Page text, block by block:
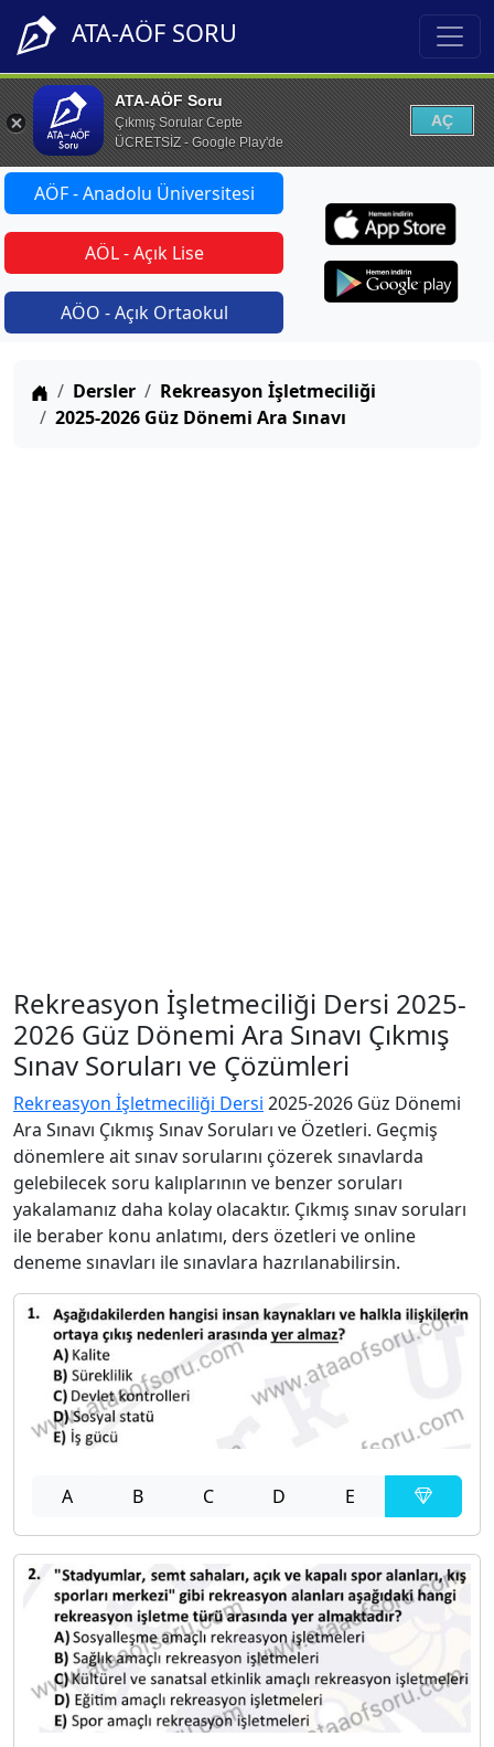
ATA-AÖF SORU
ATA-AÖF Soru
Çıkmış Sorular Cepte
ÜCRETSİZ - Google Play'de
AÇ
AÖF - Anadolu Üniversitesi
AÖL - Açık Lise
AÖO - Açık Ortaokul
Anasayfa
Dersler
Rekreasyon İşletmeciliği
2025-2026 Güz Dönemi Ara Sınavı
Rekreasyon İşletmeciliği Dersi 2025-
2026 Güz Dönemi Ara Sınavı Çıkmış
Sınav Soruları ve Çözümleri
Rekreasyon İşletmeciliği Dersi 2025-2026 Güz Dönemi
Ara Sınavı Çıkmış Sınav Soruları ve Özetleri. Geçmiş
dönemlere ait sınav sorularını çözerek sınavlarda
gelebilecek soru kalıplarının ve benzer soruları
yakalamanız daha kolay olacaktır. Çıkmış sınav soruları
ile beraber konu anlatımı, ders özetleri ve online
deneme sınavları ile sınavlara hazrılanabilirsin.
A B C D E